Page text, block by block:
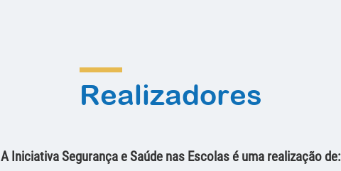
Realizadores
A Iniciativa Segurança e Saúde nas Escolas é uma realização de: